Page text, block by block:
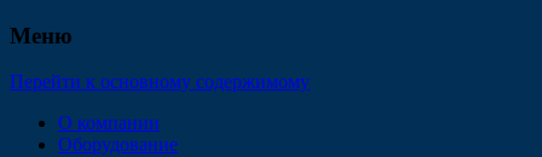
Меню
Перейти к основному содержимому
О компании
Оборудование